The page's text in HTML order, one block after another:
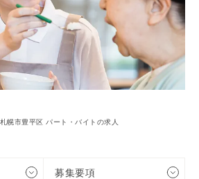
幌市豊平区 パート・バイトの求人
募集要項